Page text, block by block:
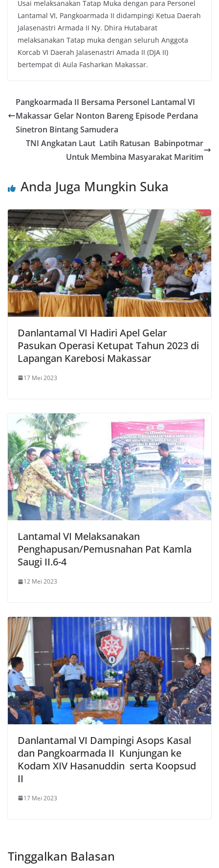
Usai melaksanakan Tatap Muka dengan para Personel
Lantamal VI, Pangkoarmada II didampingi Ketua Daerah
Jalasenastri Armada II Ny. Dhira Hutabarat
melaksanakan Tatap muka dengan seluruh Anggota
Korcab VI Daerah Jalasenastri Amada II (DJA II)
bertempat di Aula Fasharkan Makassar.
Pangkoarmada II Bersama Personel Lantamal VI
Makassar Gelar Nonton Bareng Episode Perdana
Sinetron Bintang Samudera
TNI Angkatan Laut Latih Ratusan Babinpotmar
Untuk Membina Masyarakat Maritim
Anda Juga Mungkin Suka
Danlantamal VI Hadiri Apel Gelar
Pasukan Operasi Ketupat Tahun 2023 di
Lapangan Karebosi Makassar
17 Mei 2023
Lantamal VI Melaksanakan
Penghapusan/Pemusnahan Pat Kamla
Saugi II.6-4
12 Mei 2023
Danlantamal VI Dampingi Asops Kasal
dan Pangkoarmada II Kunjungan ke
Kodam XIV Hasanuddin serta Koopsud
II
17 Mei 2023
Tinggalkan Balasan